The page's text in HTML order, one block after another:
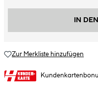
IN
Zur Merkliste hinzufügen